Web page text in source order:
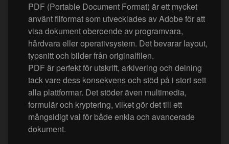
PDF (Portable Document Format) är ett mycket
använt filformat som utvecklades av Adobe för att
visa dokument oberoende av programvara,
hårdvara eller operativsystem. Det bevarar layout,
typsnitt och bilder från originalfilen.
PDF är perfekt för utskrift, arkivering och delning
tack vare dess konsekvens och stöd på i stort sett
alla plattformar. Det stöder även multimedia,
formulär och kryptering, vilket gör det till ett
mångsidigt val för både enkla och avancerade
dokument.